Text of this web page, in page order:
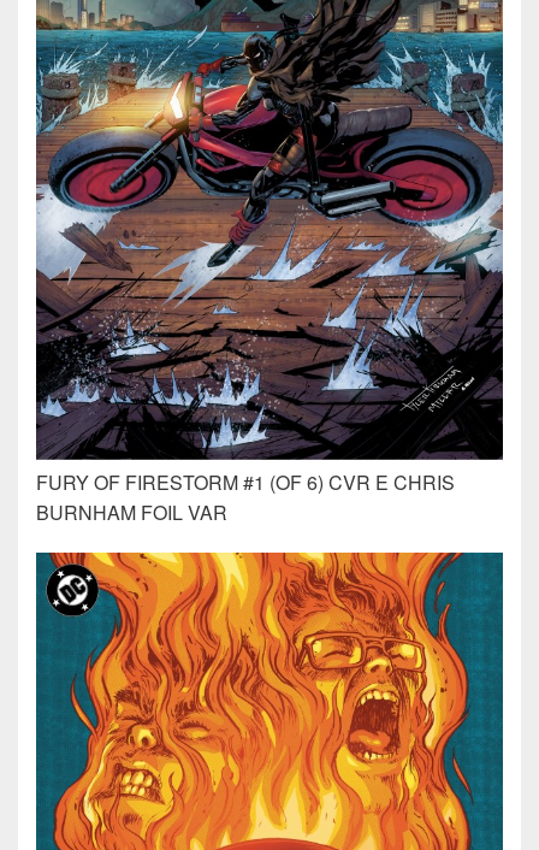
FURY OF FIRESTORM #1 (OF 6) CVR E CHRIS
BURNHAM FOIL VAR